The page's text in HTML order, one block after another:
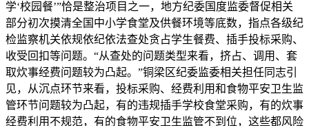
学‘校园餐’”恰是整治项目之一，地方纪委国度监委督促相关
部分初次摸清全国中小学食堂及供餐环境等底数，指点各级纪
检监察机关依规依纪依法查处贪占学生餐费、插手投标采购、
收受回扣等问题。“从查处的问题类型来看，挤占、调用、套
取炊事经费问题较为凸起。”铜梁区纪委监委相关担任同志引
见，从沉点环节来看，投标采购、经费利用和食物平安卫生监
管环节问题较为凸起，有的违规插手学校食堂采购，有的炊事
经费利用不规范，有的食物平安卫生监管不到位，这些都风险